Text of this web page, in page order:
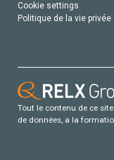
Cookie settings
Politique de la vie privée
Tout le contenu de ce
de données, a la